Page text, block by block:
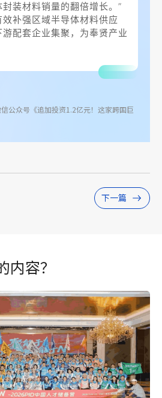
装材料销量的翻倍增长。”
补强区域半导体材料供应
配套企业集聚，为奉贤产业
公众号《追加投资1.2亿元！这家跨国巨
下一篇
容？